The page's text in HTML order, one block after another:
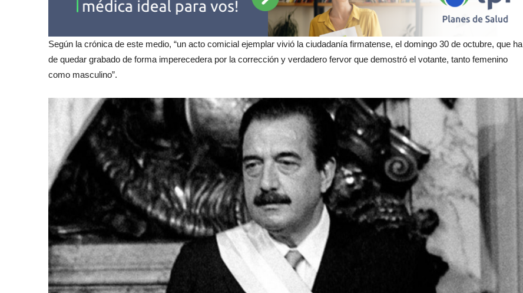
Según la crónica de este medio, “un acto comicial ejemplar vivió la ciudadanía firmatense, el domingo 30 de octubre, que ha
de quedar grabado de forma imperecedera por la corrección y verdadero fervor que demostró el votante, tanto femenino
como masculino”.